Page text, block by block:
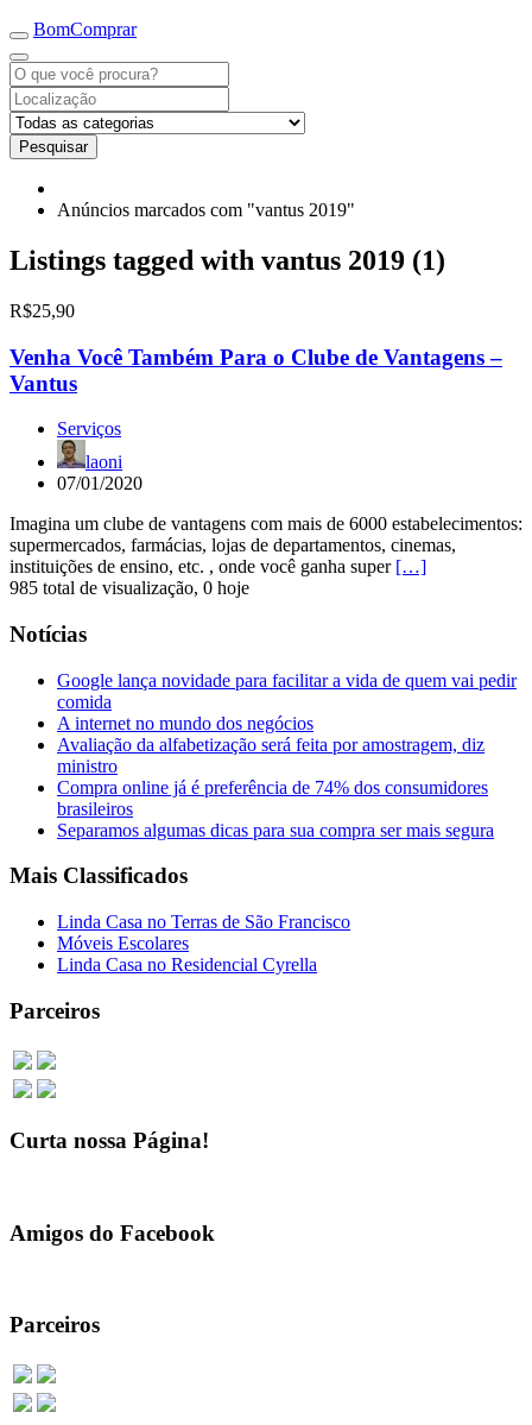
BomComprar
Pesquisar
Anúncios marcados com "vantus 2019"
Listings tagged with vantus 2019 (1)
R$25,90
Venha Você Também Para o Clube de Vantagens –
Vantus
Serviços
laoni
07/01/2020
Imagina um clube de vantagens com mais de 6000 estabelecimentos:
supermercados, farmácias, lojas de departamentos, cinemas,
instituições de ensino, etc. , onde você ganha super […]
985 total de visualização, 0 hoje
Notícias
Google lança novidade para facilitar a vida de quem vai pedir
comida
A internet no mundo dos negócios
Avaliação da alfabetização será feita por amostragem, diz
ministro
Compra online já é preferência de 74% dos consumidores
brasileiros
Separamos algumas dicas para sua compra ser mais segura
Mais Classificados
Linda Casa no Terras de São Francisco
Móveis Escolares
Linda Casa no Residencial Cyrella
Parceiros
Curta nossa Página!
Amigos do Facebook
Parceiros